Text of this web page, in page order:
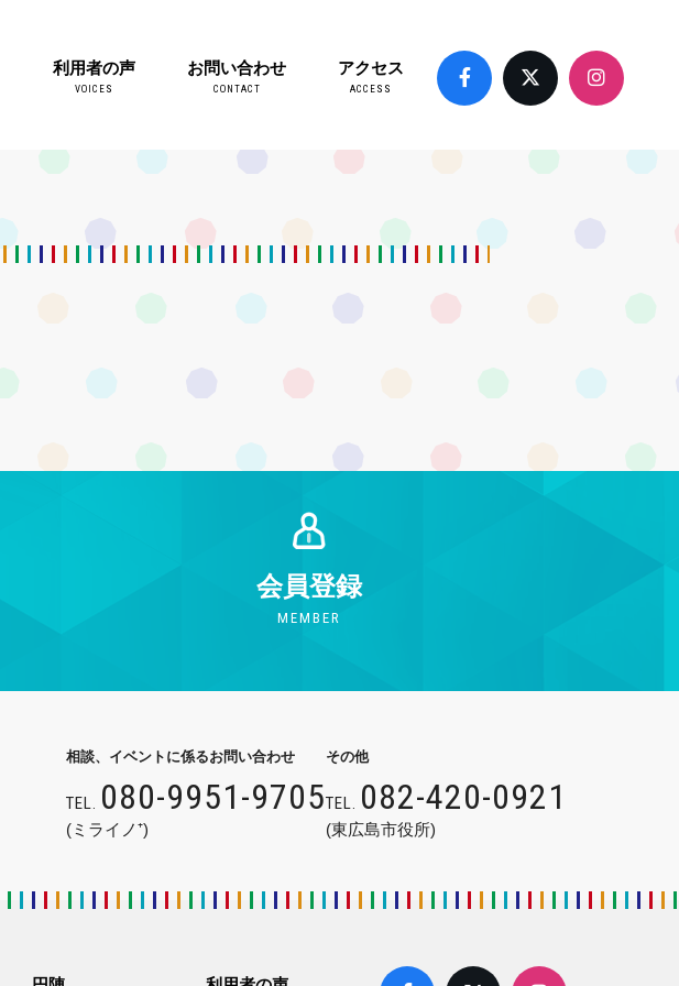
利用者の声
VOICES
お問い合わせ
CONTACT
アクセス
ACCESS
会員登録
MEMBER
相談、イベントに係るお問い合わせ
TEL. 080-9951-9705
(ミライノ⁺)
その他
TEL. 082-420-0921
(東広島市役所)